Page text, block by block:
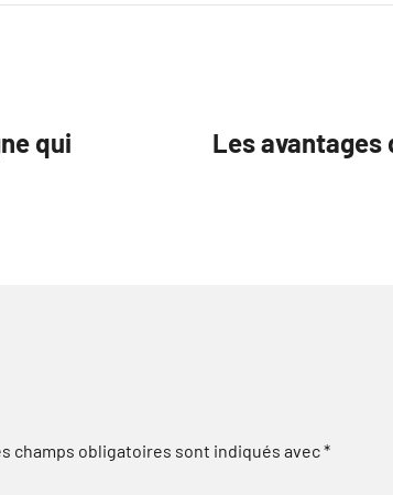
qui
Les avantages
champs obligatoires sont indiqués avec*